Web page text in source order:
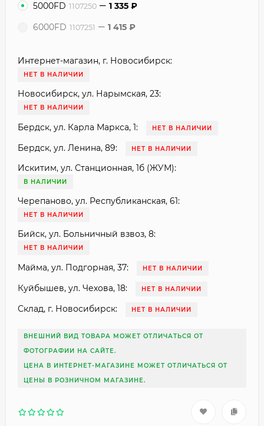
5000FD 1107250 1 335 ₽
6000FD 1107251 1 415 ₽
Интернет-магазин, г. Новосибирск:
НЕТ В НАЛИЧИИ
Новосибирск, ул. Нарымская, 23:
НЕТ В НАЛИЧИИ
Бердск, ул. Карла Маркса, 1: НЕТ В НАЛИЧИИ
Бердск, ул. Ленина, 89: НЕТ В НАЛИЧИИ
Искитим, ул. Станционная, 1б (ЖУМ):
В НАЛИЧИИ
Черепаново, ул. Республиканская, 61:
НЕТ В НАЛИЧИИ
Бийск, ул. Больничный взвоз, 8:
НЕТ В НАЛИЧИИ
Майма, ул. Подгорная, 37: НЕТ В НАЛИЧИИ
Куйбышев, ул. Чехова, 18: НЕТ В НАЛИЧИИ
Склад, г. Новосибирск: НЕТ В НАЛИЧИИ
ВНЕШНИЙ ВИД ТОВАРА МОЖЕТ ОТЛИЧАТЬСЯ ОТ
ФОТОГРАФИИ НА САЙТЕ.
ЦЕНА В ИНТЕРНЕТ-МАГАЗИНЕ МОЖЕТ ОТЛИЧАТЬСЯ ОТ
ЦЕНЫ В РОЗНИЧНОМ МАГАЗИНЕ.